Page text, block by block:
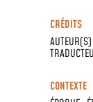
CRÉDITS
CONTEXTE